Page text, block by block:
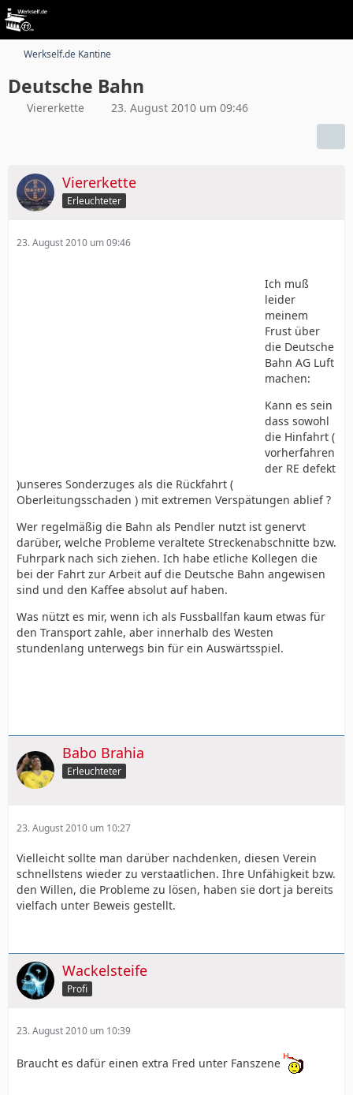
Werkself.de Kantine
Deutsche Bahn
Viererkette 23. August 2010 um 09:46
Viererkette
Erleuchteter
23. August 2010 um 09:46
Ich muß
leider
meinem
Frust über
die Deutsche
Bahn AG Luft
machen:
Kann es sein
dass sowohl
die Hinfahrt (
vorherfahren
der RE defekt
)unseres Sonderzuges als die Rückfahrt (
Oberleitungsschaden ) mit extremen Verspätungen ablief ?
Wer regelmäßig die Bahn als Pendler nutzt ist genervt
darüber, welche Probleme veraltete Streckenabschnitte bzw.
Fuhrpark nach sich ziehen. Ich habe etliche Kollegen die
bei der Fahrt zur Arbeit auf die Deutsche Bahn angewisen
sind und den Kaffee absolut auf haben.
Was nützt es mir, wenn ich als Fussballfan kaum etwas für
den Transport zahle, aber innerhalb des Westen
stundenlang unterwegs bin für ein Auswärtsspiel.
Babo Brahia
Erleuchteter
23. August 2010 um 10:27
Vielleicht sollte man darüber nachdenken, diesen Verein
schnellstens wieder zu verstaatlichen. Ihre Unfähigkeit bzw.
den Willen, die Probleme zu lösen, haben sie dort ja bereits
vielfach unter Beweis gestellt.
Wackelsteife
Profi
23. August 2010 um 10:39
Braucht es dafür einen extra Fred unter Fanszene